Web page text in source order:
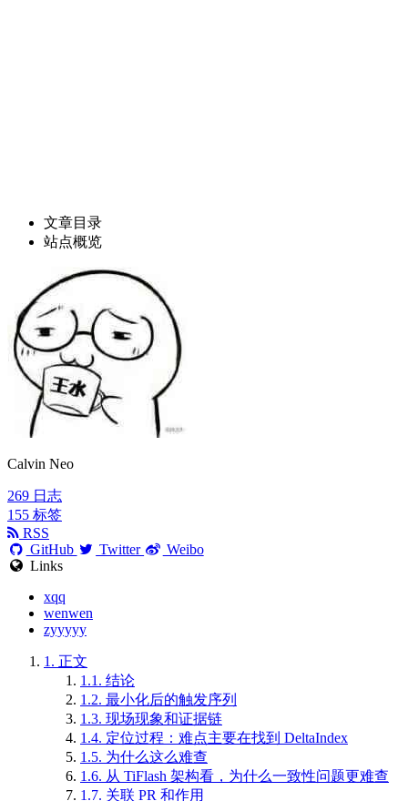
文章目录
站点概览
Calvin Neo
269 日志
155 标签
RSS
GitHub
Twitter
Weibo
Links
xqq
wenwen
zyyyyy
1. 正文
1.1. 结论
1.2. 最小化后的触发序列
1.3. 现场现象和证据链
1.4. 定位过程：难点主要在找到 DeltaIndex
1.5. 为什么这么难查
1.6. 从 TiFlash 架构看，为什么一致性问题更难查
1.7. 关联 PR 和作用